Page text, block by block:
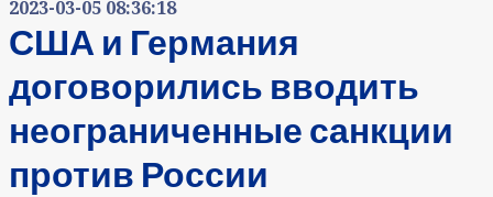
2023-03-05 08:36:18
США и Германия
договорились вводить
неограниченные санкции
против России